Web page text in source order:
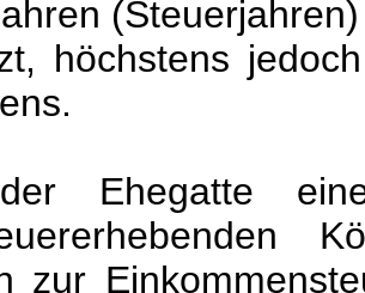
höchstens
Ehegatte
zur